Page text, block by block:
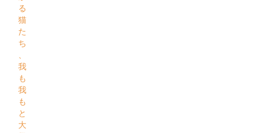
る
猫
た
ち
、
我
も
我
も
と
大